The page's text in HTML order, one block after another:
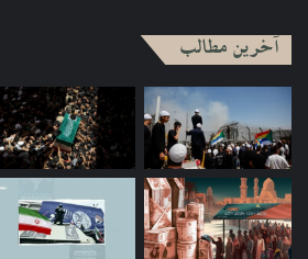
رویدادهای انقلاب بسیار بزرگتر
انقلاب برخورد می‌کردند.
من از بعد از نماز جمعه تا ساعاتی از
میدان «التحریر» را از نزدیک مشاهده
با انقلاب ژانویه در مصر بود. به
آخرین مطالب